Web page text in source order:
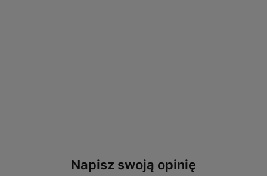
Napisz swoją opinię